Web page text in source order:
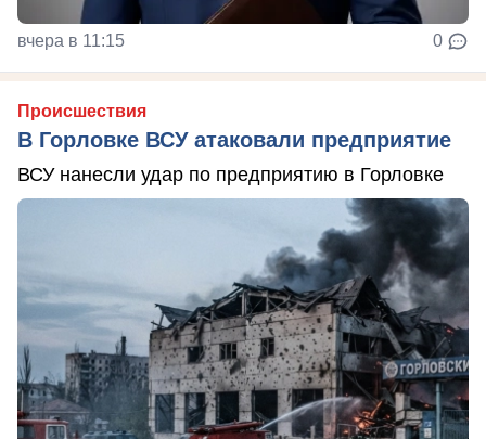
вчера в 11:15 0
Происшествия
В Горловке ВСУ атаковали предприятие
ВСУ нанесли удар по предприятию в Горловке